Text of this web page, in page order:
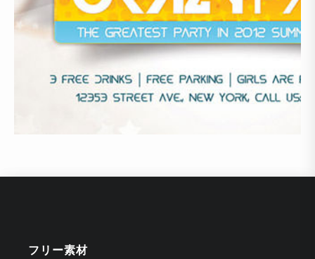
フリー素材